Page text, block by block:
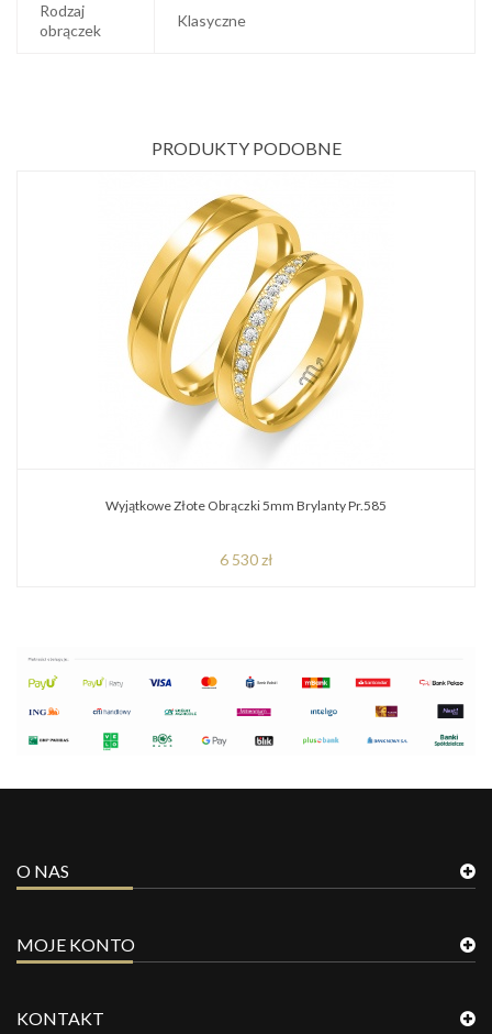
Rodzaj
obrączek
Klasyczne
PRODUKTY PODOBNE
Wyjątkowe Złote Obrączki 5mm Brylanty Pr.585
6 530 zł
O NAS
MOJE KONTO
KONTAKT